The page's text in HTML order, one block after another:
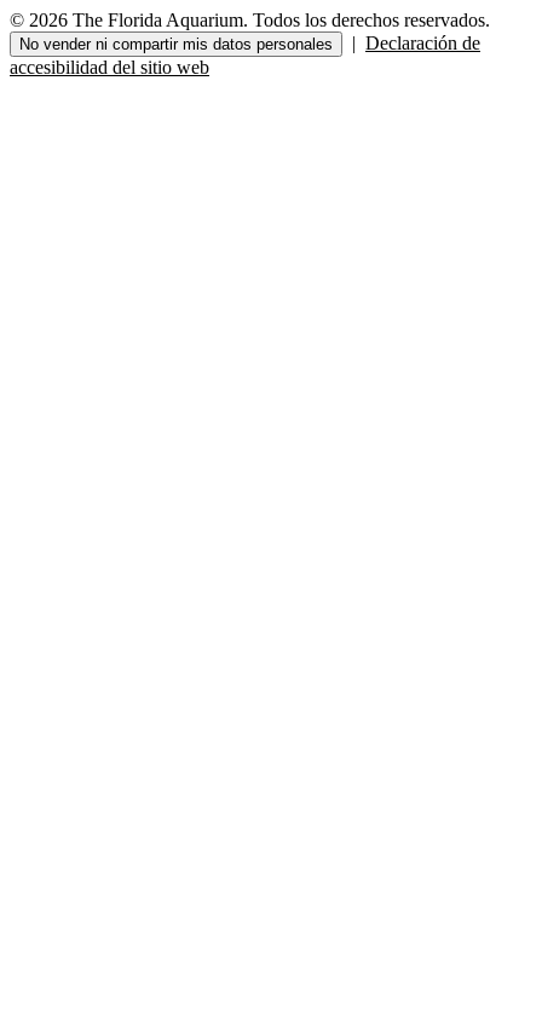
© 2026 The Florida Aquarium. Todos los derechos reservados.
No vender ni compartir mis datos personales | Declaración de
accesibilidad del sitio web